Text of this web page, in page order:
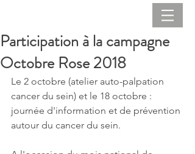
Participation à la campagne
Octobre Rose 2018
Le 2 octobre (atelier auto-palpation
cancer du sein) et le 18 octobre :
journée d'information et de prévention
autour du cancer du sein.